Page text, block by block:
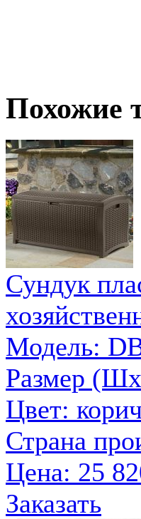
Похожие
Сундук
Модель:
Размер
Цвет:
Страна
Цена: 25
Заказать